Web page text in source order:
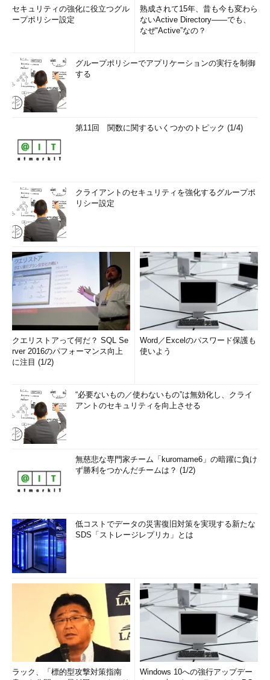
セキュリティの強化に役立つグル
ープポリシー設定
熟成されて15年、昔も今も変わら
ないActive Directory――でも、
なぜ“Active”なの？
グループポリシーでアプリケーションの実行を制御
する
第11回 関数に関するいくつかのトピック (1/4)
クライアントのセキュリティを強化するグループポ
リシー設定
クエリストアって何だ？ SQL Se
rver 2016のパフォーマンス向上
に注目 (1/2)
Word／Excelのパスワード保護も
使いよう
“必要ないもの／使わないもの”は無効化し、クライ
アントのセキュリティを向上させる
無慈悲な専門家チーム「kuromame6」の暗躍に負け
ず勝利をつかんだチームは？ (1/2)
低コストでデータの災害復旧対策を実現する新たな
SDS「ストレージレプリカ」とは
ラック、「標的型攻撃対策指南
Windows 10への強行アップデー